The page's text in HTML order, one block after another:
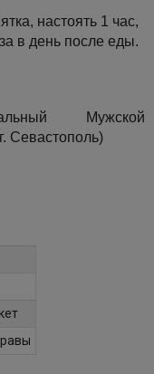
настоять 1 час,
в день после еды.
Мужской
Севастополь)